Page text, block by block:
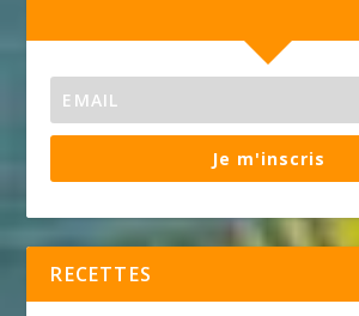
Je m'inscris
RECETTES